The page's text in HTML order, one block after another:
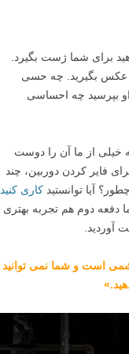
برای شما ژست بگیرد.
عکس بگیرید. چه حسی
بپرسید چه احساسی
خیلی از ما آن را دوست
فایر کردن دوربین، چند
آیا توانستید کاری کنید
دوم هم تجربه بهتری
آوردید.
است و شما نمی توانید